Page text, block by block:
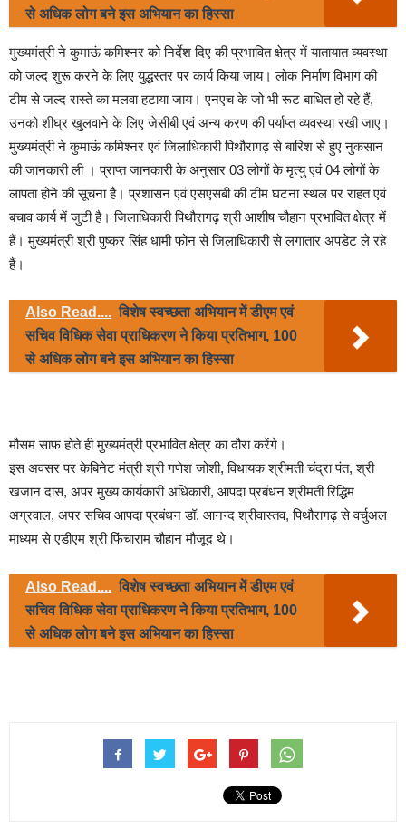
से अधिक लोग बने इस अभियान का हिस्सा
मुख्यमंत्री ने कुमाऊं कमिश्नर को निर्देश दिए की प्रभावित क्षेत्र में यातायात व्यवस्था
को जल्द शुरू करने के लिए युद्धस्तर पर कार्य किया जाय। लोक निर्माण विभाग की
टीम से जल्द रास्ते का मलवा हटाया जाय। एनएच के जो भी रूट बाधित हो रहे हैं,
उनको शीघ्र खुलवाने के लिए जेसीबी एवं अन्य करण की पर्याप्त व्यवस्था रखी जाए।
मुख्यमंत्री ने कुमाऊं कमिश्नर एवं जिलाधिकारी पिथौरागढ़ से बारिश से हुए नुकसान
की जानकारी ली । प्राप्त जानकारी के अनुसार 03 लोगों के मृत्यु एवं 04 लोगों के
लापता होने की सूचना है। प्रशासन एवं एसएसबी की टीम घटना स्थल पर राहत एवं
बचाव कार्य में जुटी है। जिलाधिकारी पिथौरागढ़ श्री आशीष चौहान प्रभावित क्षेत्र में
हैं। मुख्यमंत्री श्री पुष्कर सिंह धामी फोन से जिलाधिकारी से लगातार अपडेट ले रहे
हैं।
Also Read.... विशेष स्वच्छता अभियान में डीएम एवं
सचिव विधिक सेवा प्राधिकरण ने किया प्रतिभाग, 100
से अधिक लोग बने इस अभियान का हिस्सा
मौसम साफ होते ही मुख्यमंत्री प्रभावित क्षेत्र का दौरा करेंगे।
इस अवसर पर केबिनेट मंत्री श्री गणेश जोशी, विधायक श्रीमती चंद्रा पंत, श्री
खजान दास, अपर मुख्य कार्यकारी अधिकारी, आपदा प्रबंधन श्रीमती रिद्धिम
अग्रवाल, अपर सचिव आपदा प्रबंधन डॉ. आनन्द श्रीवास्तव, पिथौरागढ़ से वर्चुअल
माध्यम से एडीएम श्री फिंचाराम चौहान मौजूद थे।
Also Read.... विशेष स्वच्छता अभियान में डीएम एवं
सचिव विधिक सेवा प्राधिकरण ने किया प्रतिभाग, 100
से अधिक लोग बने इस अभियान का हिस्सा